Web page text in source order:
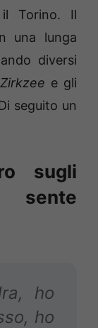
il Torino. Il
una lunga
diversi
Zirkzee e gli
seguito un
sugli
ho
ho